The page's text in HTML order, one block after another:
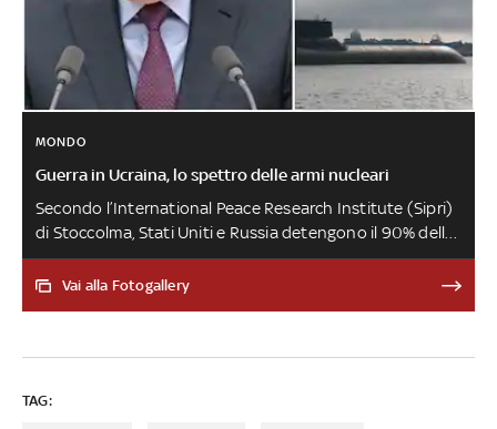
MONDO
Guerra in Ucraina, lo spettro delle armi nucleari
Secondo l’International Peace Research Institute (Sipri)
di Stoccolma, Stati Uniti e Russia detengono il 90% delle
forze nucleari globali. Oltre tremila sono già schierate nei
missili o localizzate in basi militari con forze operative,
Vai alla Fotogallery
TAG: